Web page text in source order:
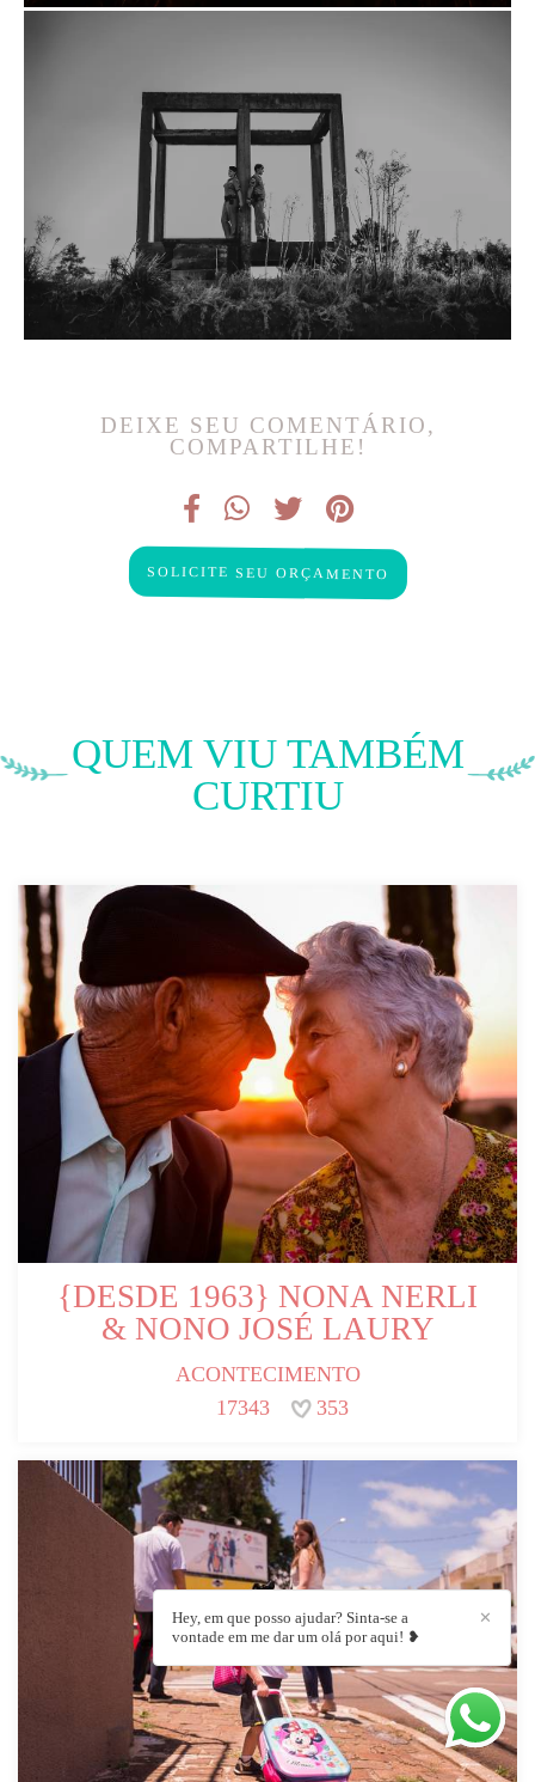
DEIXE SEU COMENTÁRIO,
COMPARTILHE!
SOLICITE SEU ORÇAMENTO
QUEM VIU TAMBÉM
CURTIU
{DESDE 1963} NONA NERLI
& NONO JOSÉ LAURY
ACONTECIMENTO
17343
353
✕
Hey, em que posso ajudar? Sinta-se a
vontade em me dar um olá por aqui! ❥